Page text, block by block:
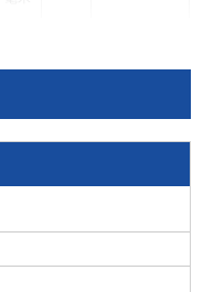
C=65
毫米
D = DOE（双开
口）
B=30
毫米